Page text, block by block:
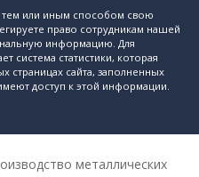
тем или иным способом свою
право сотрудникам нашей
информацию. Для
система статистики, которая
сайта, заполненных
доступ к этой информации.
металлических